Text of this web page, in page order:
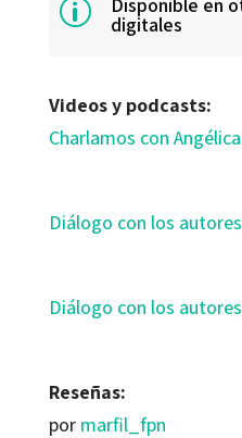
p digitales
Videos y podcasts:
Charlamos con
Diálogo con los
Diálogo con los
Reseñas:
por marfil_fpn